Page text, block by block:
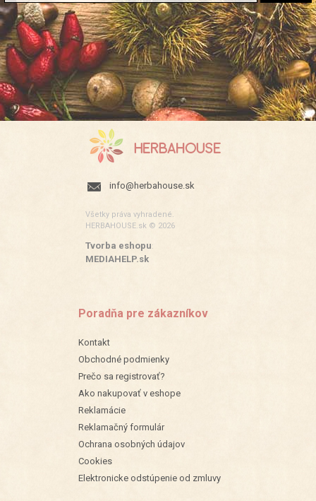
info@herbahouse.sk
Všetky práva vyhradené.
HERBAHOUSE.sk © 2026
Tvorba eshopu:
MEDIAHELP.sk
Poradňa pre zákazníkov
Kontakt
Obchodné podmienky
Prečo sa registrovať?
Ako nakupovať v eshope
Reklamácie
Reklamačný formulár
Ochrana osobných údajov
Cookies
Elektronicke odstúpenie od zmluvy